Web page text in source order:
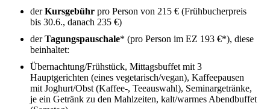
derKursgebühr pro Person von 215 € (Frühbucherpreis
bis 30.6., danach 235 €)
derTagungspauschale* (pro Person im EZ 193 €*), diese
beinhaltet:
Übernachtung/Frühstück, Mittagsbuffet mit 3
Hauptgerichten (eines vegetarisch/vegan), Kaffeepausen
mit Joghurt/Obst (Kaffee-, Teeauswahl), Seminargetränke,
je ein Getränk zu den Mahlzeiten, kalt/warmes Abendbuffet